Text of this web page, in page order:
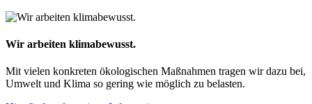
Wir arbeiten klimabewusst.
Mit vielen konkreten ökologischen Maßnahmen tragen wir dazu bei,
Umwelt und Klima so gering wie möglich zu belasten.